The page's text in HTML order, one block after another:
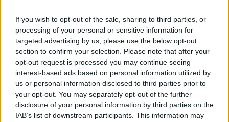
If you wish to opt-out of the sale, sharing to third parties, or
processing of your personal or sensitive information for
targeted advertising by us, please use the below opt-out
section to confirm your selection. Please note that after your
opt-out request is processed you may continue seeing
interest-based ads based on personal information utilized by
us or personal information disclosed to third parties prior to
your opt-out. You may separately opt-out of the further
disclosure of your personal information by third parties on the
IAB’s list of downstream participants. This information may